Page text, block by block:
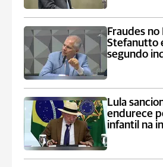
Fraudes no
Stefanutto
segundo
Lula
endurece
infantil na